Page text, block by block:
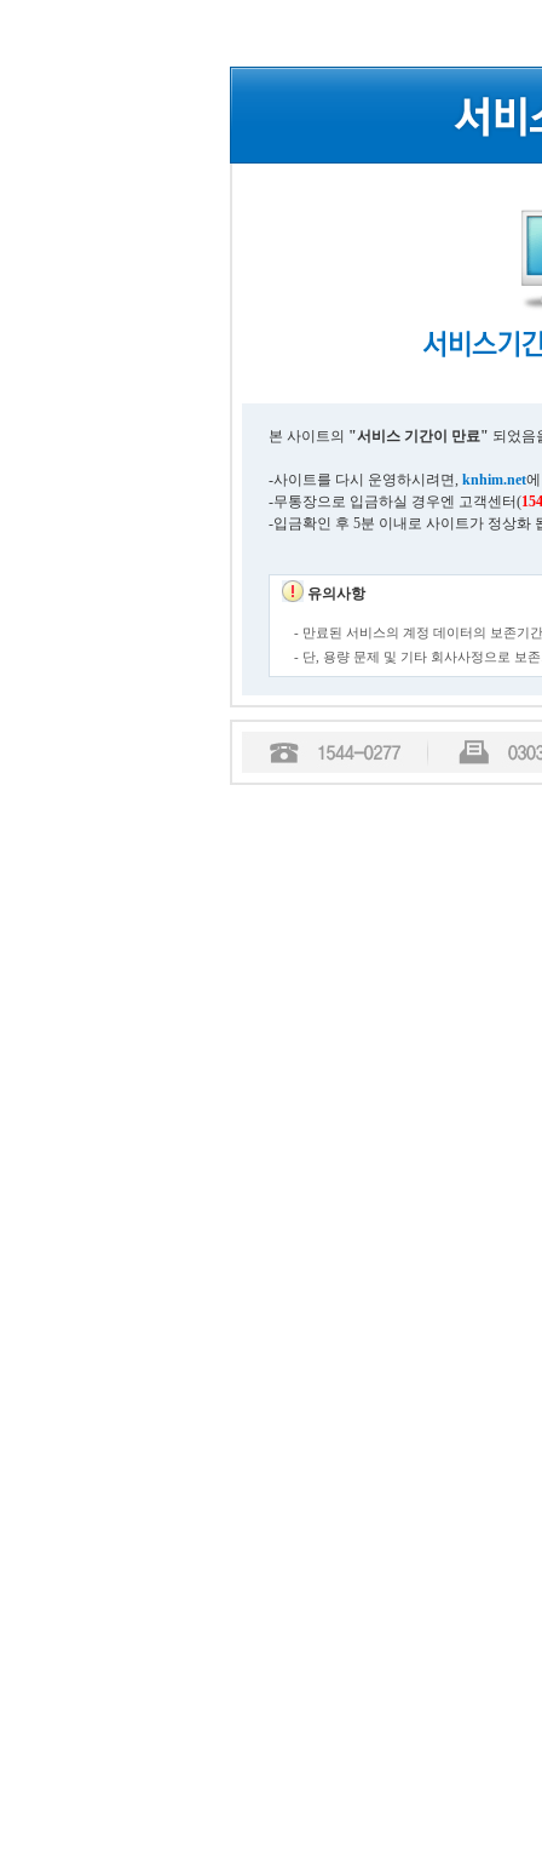
본 사이트의 "서비스 기간이 만료" 되었음
-사이트를 다시 운영하시려면, knhim.net
-무통장으로 입금하실 경우엔 고객센터(
-입금확인 후 5분 이내로 사이트가 정상화
유의사항
- 만료된 서비스의 계정 데이터의 보존기
- 단, 용량 문제 및 기타 회사사정으로 보